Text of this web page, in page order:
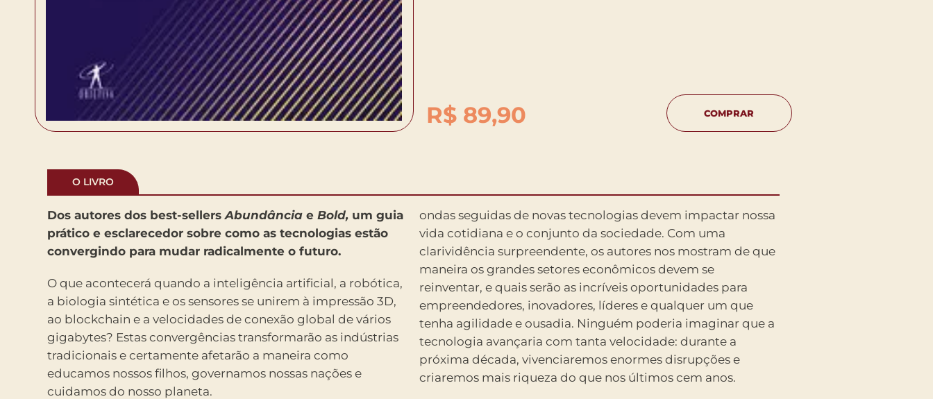
R$89,90 COMPRAR
O LIVRO
Dos autores dos best-sellersAbundância e Bold, um guia
prático e esclarecedor sobre como as tecnologias estão
convergindo para mudar radicalmente o futuro.
O que acontecerá quando a inteligência artificial, a robótica,
a biologia sintética e os sensores se unirem à impressão 3D,
ao blockchain e a velocidades de conexão global de vários
gigabytes? Estas convergências transformarão as indústrias
tradicionais e certamente afetarão a maneira como
educamos nossos filhos, governamos nossas nações e
cuidamos do nosso planeta.
ondas seguidas de novas tecnologias devem impactar nossa
vida cotidiana e o conjunto da sociedade. Com uma
clarividência surpreendente, os autores nos mostram de que
maneira os grandes setores econômicos devem se
reinventar, e quais serão as incríveis oportunidades para
empreendedores, inovadores, líderes e qualquer um que
tenha agilidade e ousadia. Ninguém poderia imaginar que a
tecnologia avançaria com tanta velocidade: durante a
próxima década, vivenciaremos enormes disrupções e
criaremos mais riqueza do que nos últimos cem anos.